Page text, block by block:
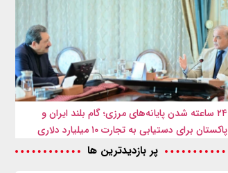
۲۴ ساعته شدن پایانه‌های مرزی؛ گام بلند ایران و
پاکستان برای دستیابی به تجارت ۱۰ میلیارد دلاری
پر بازدیدترین ها